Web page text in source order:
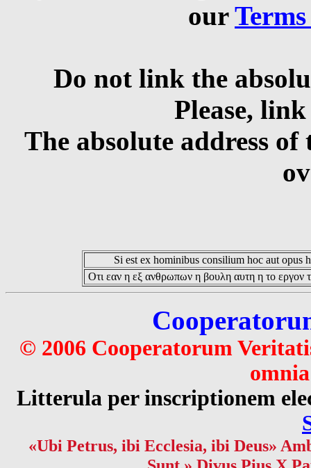
our
Do not link the
Please,
The absolute address
Si est ex hominibus consilium hoc aut opus
Οτι εαν η εξ ανθρωπων η βουλη αυτη η το εργον
© 2006 Cooperatorum
Litterula per inscriptionem
«Ubi Petrus, ibi Ecclesia, ibi Deus»